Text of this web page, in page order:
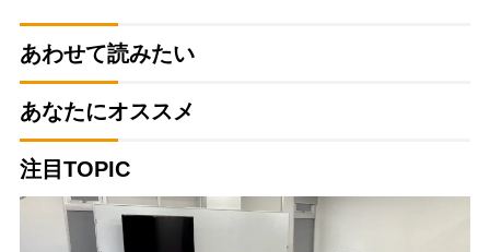
あわせて読みたい
あなたにオススメ
注目TOPIC